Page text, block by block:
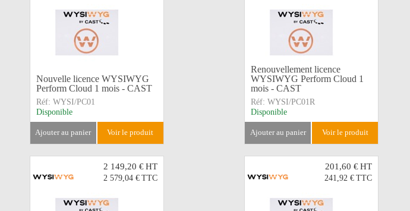
Nouvelle licence WYSIWYG
Perform Cloud 1 mois - CAST
Réf: WYSI/PC01
Disponible
ajouter au panier voir le produit
Renouvellement licence
WYSIWYG Perform Cloud 1
mois - CAST
Réf: WYSI/PC01R
Disponible
ajouter au panier voir le produit
2 149,20 € HT
2 579,04 € TTC
201,60 €HT
241,92 € TTC